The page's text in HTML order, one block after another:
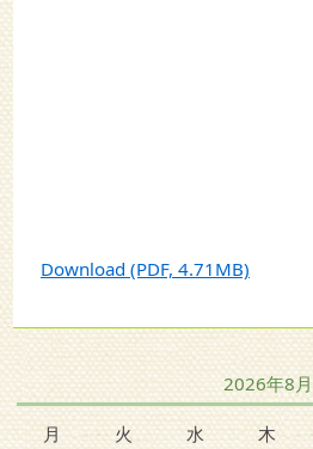
Download (PDF, 4.71MB)
2026年8月
月 火 水 木